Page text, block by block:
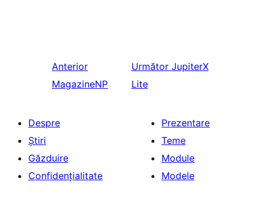
Anterior
MagazineNP
Următor JupiterX
Lite
Despre
Știri
Găzduire
Confidențialitate
Prezentare
Teme
Module
Modele